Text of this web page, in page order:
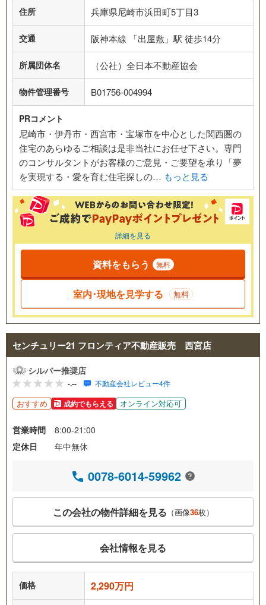
住所 兵庫県尼崎市浜田町5丁目3
交通 阪神本線 「出屋敷」駅 徒歩14分
所属団体名 （公社）全日本不動産協会
物件管理番号 B01756-004994
PRコメント
尼崎市・伊丹市・西宮市・宝塚市を中心とした関西圏の
住宅のあらゆるご相談は是非当社にお任せ下さい。専門
のコンサルタントがお客様のご意見・ご要望を承り「夢
を実現する・愛を育む住宅探しの… もっと見る
詳細を見る
資料をもらう 無料
室内･現地を見学する 無料
センチュリー21 フロンティア不動産販売 西宮店
シルバー推奨店
-.-- 不動産会社レビュー4件
おすすめ 成約でもらえる オンライン対応可
営業時間
8:00-21:00
定休日
年中無休
0078-6014-59962
この会社の物件詳細を見る （画像36枚）
会社情報を見る
価格 2,290万円